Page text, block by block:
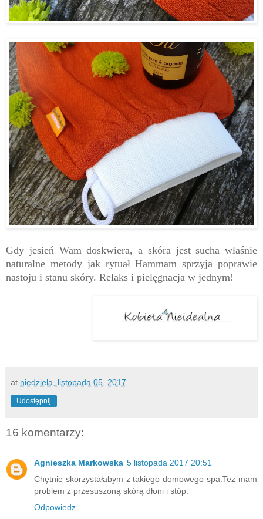
Gdy jesień Wam doskwiera, a skóra jest sucha właśnie
naturalne metody jak rytuał Hammam sprzyja poprawie
nastoju i stanu skóry. Relaks i pielęgnacja w jednym!
at niedziela, listopada 05, 2017
Udostępnij
16 komentarzy:
Agnieszka Markowska 5 listopada 2017 20:51
Chętnie skorzystałabym z takiego domowego spa.Tez mam
problem z przesuszoną skórą dłoni i stóp.
Odpowiedz